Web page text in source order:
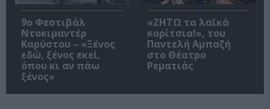
9ο Φεστιβάλ
Ντοκιμαντέρ
Καρύστου – «Ξένος
εδώ, ξένος εκεί,
όπου κι αν πάω
ξένος»
«ΖΗΤΩ τα λαϊκά
κορίτσια!», του
Παντελή Αμπαζή
στο Θέατρο
Ρεματιάς